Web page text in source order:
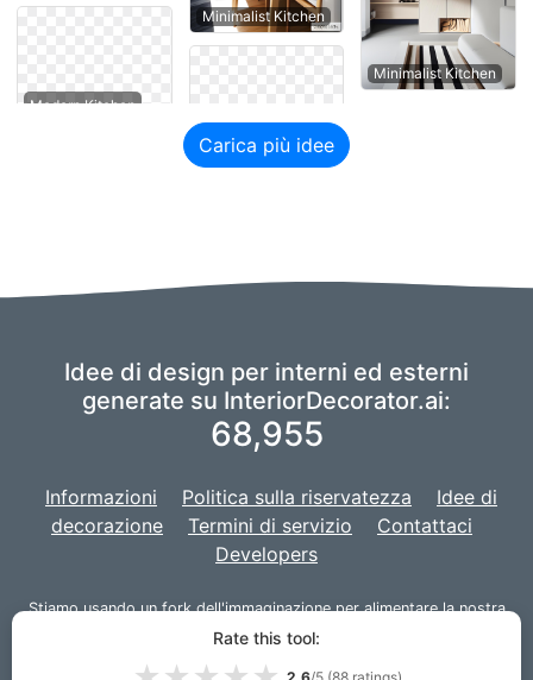
Minimalist Kitchen
Minimalist Kitchen
Carica più idee
Idee di design per interni ed esterni
generate su InteriorDecorator.ai:
68,955
Informazioni Politica sulla riservatezza
Idee di
decorazione
Termini di servizio
Contattaci
Developers
Stiamo usando un forkdell'immaginazioneper alimentare la nostra
e il nostro progetto è sviluppato con
Rate this tool: